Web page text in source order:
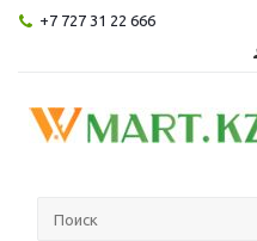
+7 727 31 22 666